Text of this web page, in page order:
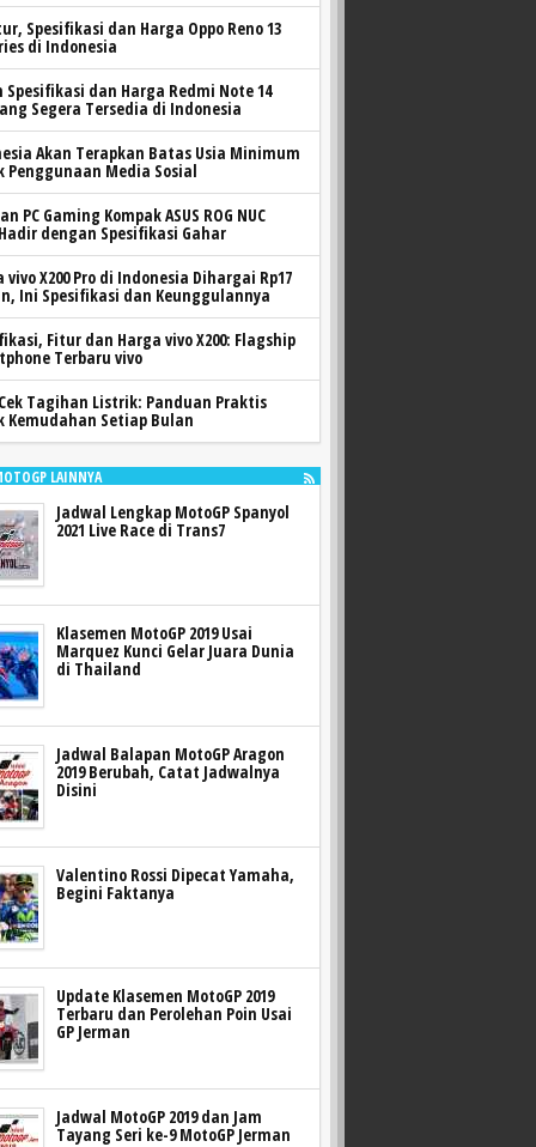
Spesifikasi dan Harga Oppo Reno 13
di Indonesia
dan Harga Redmi Note 14
Segera Tersedia di Indonesia
Akan Terapkan Batas Usia Minimum
Penggunaan Media Sosial
PC Gaming Kompak ASUS ROG NUC
Hadir dengan Spesifikasi Gahar
vivo X200 Pro di Indonesia Dihargai Rp17
Ini Spesifikasi dan Keunggulannya
Fitur dan Harga vivo X200: Flagship
Terbaru vivo
Tagihan Listrik: Panduan Praktis
Kemudahan Setiap Bulan
LAINNYA
Jadwal Lengkap MotoGP Spanyol
2021 Live Race di Trans7
Klasemen MotoGP 2019 Usai
Marquez Kunci Gelar Juara Dunia
di Thailand
Jadwal Balapan MotoGP Aragon
2019 Berubah, Catat Jadwalnya
Disini
Valentino Rossi Dipecat Yamaha,
Begini Faktanya
Update Klasemen MotoGP 2019
Terbaru dan Perolehan Poin Usai
GP Jerman
Jadwal MotoGP 2019 dan Jam
Tayang Seri ke-9 MotoGP Jerman